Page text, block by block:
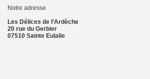
Notre adresse
Les Délices de l’Ardèche
20 rue du Gerbier
07510 Sainte Eulalie